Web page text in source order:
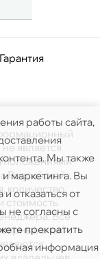
Гарантия
является
положениями
Российской.
количество
стоимость
Все
знаки,
работы сайта,
Мы также
маркетинга. Вы
отказаться от
не согласны с
прекратить
информация